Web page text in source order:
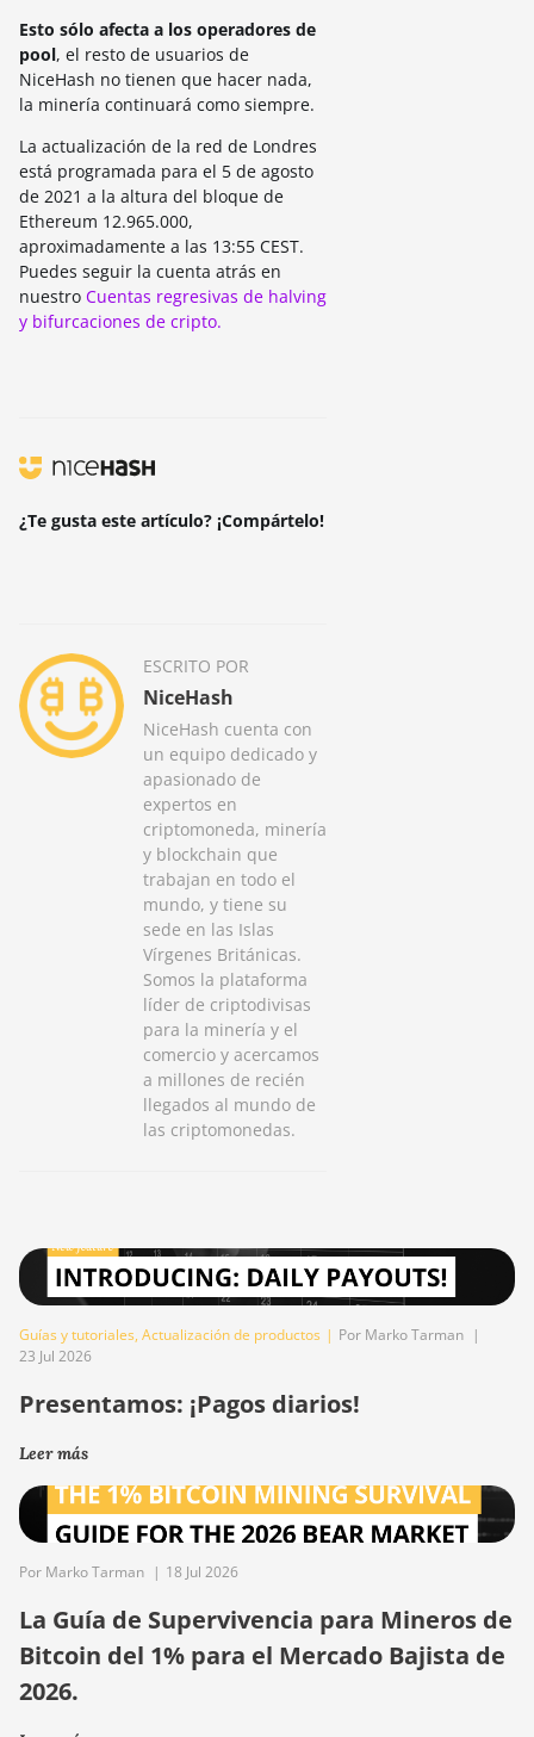
Esto sólo afecta a los operadores de
pool, el resto de usuarios de
NiceHash no tienen que hacer nada,
la minería continuará como siempre.
La actualización de la red de Londres
está programada para el 5 de agosto
de 2021 a la altura del bloque de
Ethereum 12.965.000,
aproximadamente a las 13:55 CEST.
Puedes seguir la cuenta atrás en
nuestro Cuentas regresivas de halving
y bifurcaciones de cripto.
¿Te gusta este artículo? ¡Compártelo!
ESCRITO POR
NiceHash
NiceHash cuenta con
un equipo dedicado y
apasionado de
expertos en
criptomoneda, minería
y blockchain que
trabajan en todo el
mundo, y tiene su
sede en las Islas
Vírgenes Británicas.
Somos la plataforma
líder de criptodivisas
para la minería y el
comercio y acercamos
a millones de recién
llegados al mundo de
las criptomonedas.
Guías y tutoriales, Actualización de productos | Por Marko Tarman |
23 Jul 2026
Presentamos: ¡Pagos diarios!
Leer más
Por Marko Tarman | 18 Jul 2026
La Guía de Supervivencia para Mineros de
Bitcoin del 1% para el Mercado Bajista de
2026.